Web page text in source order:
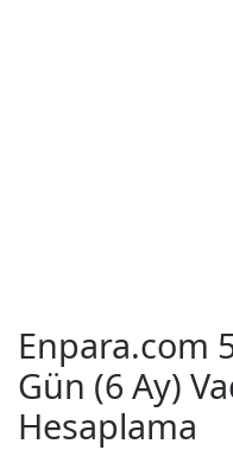
Enpara.com
Gün (6 Ay)
Hesaplama